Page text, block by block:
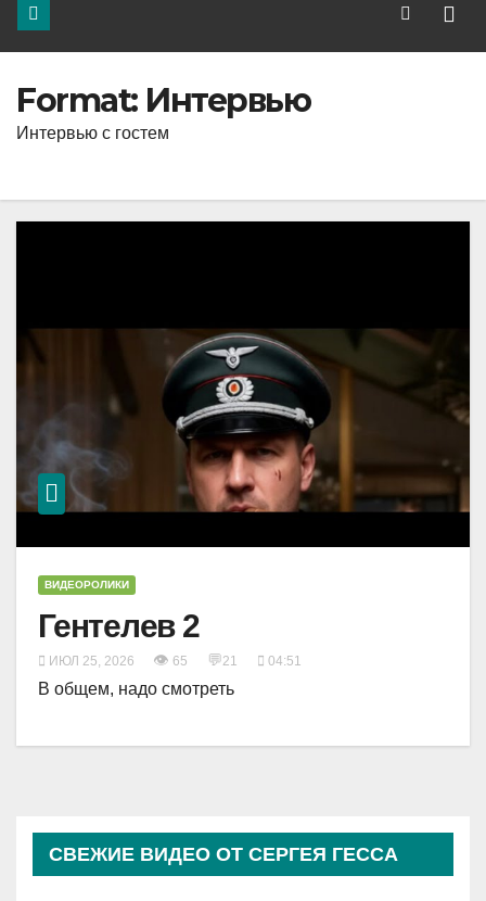
Format: Интервью
Интервью с гостем
ВИДЕОРОЛИКИ
Гентелев 2
ИЮЛ 25, 2026 👁 65 💬21 04:51
В общем, надо смотреть
СВЕЖИЕ ВИДЕО ОТ СЕРГЕЯ ГЕССА